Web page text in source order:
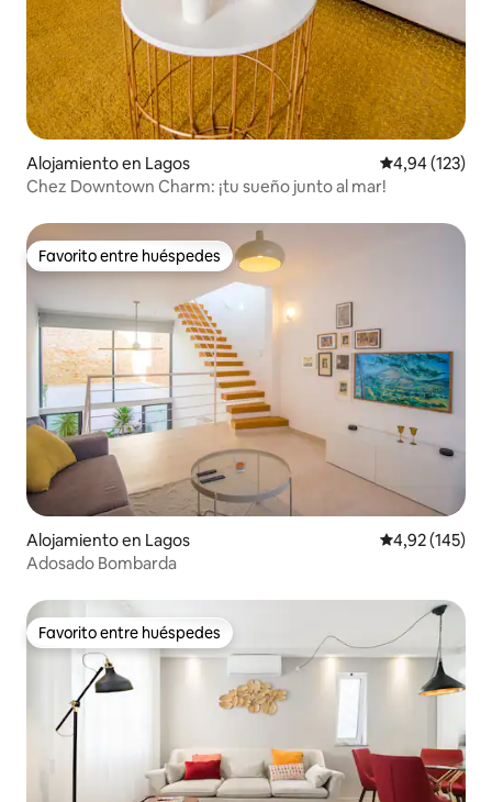
Alojamiento en Lagos Calificación
4,94 (123)
Chez Downtown Charm: ¡tu sueño junto al mar!
Favorito entre huéspedes
Favorito entre huéspedes
Alojamiento en Lagos Calificación
4,92 (145)
Adosado Bombarda
Favorito entre huéspedes
Favorito entre huéspedes